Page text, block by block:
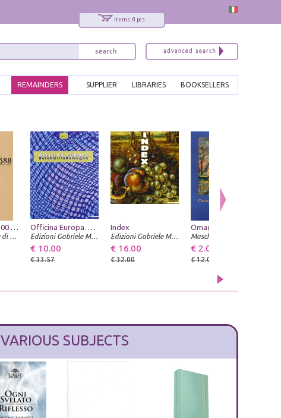
items: 0 pcs.
BOOKSELLERS
LIBRARIES
SUPPLIER
REMAINDERS
1888 - 1988 - 100 anni BPCI
Banca Popolare di Milano
Officina Europa. Rete Emilia Romagna
Edizioni Gabriele Mazzotta
€ 10.00
€ 33.57
Index
Edizioni Gabriele Mazzotta
€ 16.00
€ 32.00
Maschietto Editore
€ 2.00
€ 12.00
VARIOUS SUBJECTS